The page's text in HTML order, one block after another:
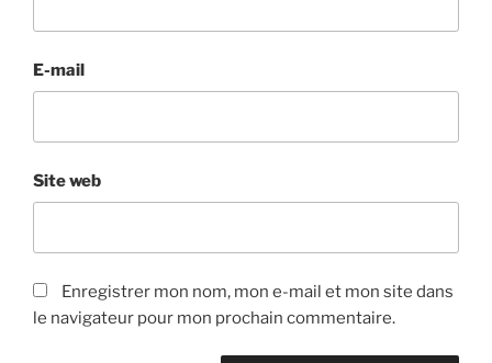
E-mail
Site web
Enregistrer mon nom, mon e-mail et mon site dans
le navigateur pour mon prochain commentaire.